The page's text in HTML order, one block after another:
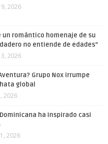
2026
un romántico homenaje de su
no entiende de edades”
2026
Grupo Nox irrumpe
global
2026
ha inspirado casi
2026